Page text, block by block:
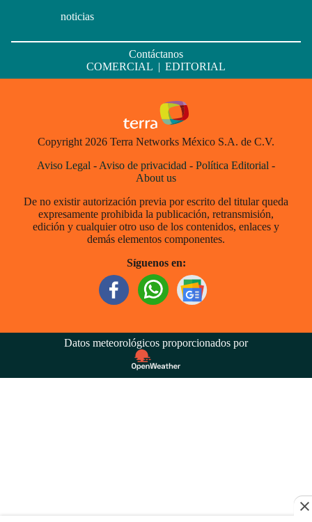
noticias
Contáctanos
COMERCIAL | EDITORIAL
Copyright 2026 Terra Networks México S.A. de C.V.
Aviso Legal - Aviso de privacidad - Política Editorial -
About us
De no existir autorización previa por escrito del titular queda
expresamente prohibida la publicación, retransmisión,
edición y cualquier otro uso de los contenidos, enlaces y
demás elementos componentes.
Síguenos en:
Datos meteorológicos proporcionados por